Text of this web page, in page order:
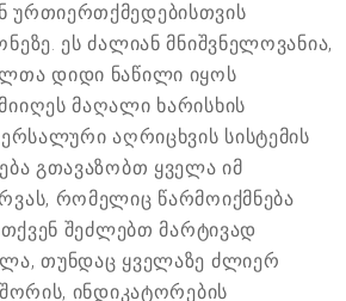
ურთიერთქმედებისთვის
ეს ძალიან მნიშვნელოვანია,
დიდი ნაწილი იყოს
მაღალი ხარისხის
აღრიცხვის სისტემის
გთავაზობთ ყველა იმ
რომელიც წარმოიქმნება
თქვენ შეძლებთ მარტივად
თუნდაც ყველაზე ძლიერ
ინდიკატორების